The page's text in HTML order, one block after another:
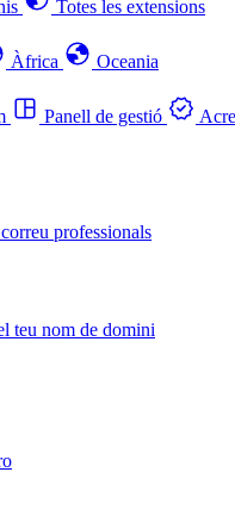
Totes les extensions
Àfrica
Oceania
Panell de gestió
professionals
teu nom de domini